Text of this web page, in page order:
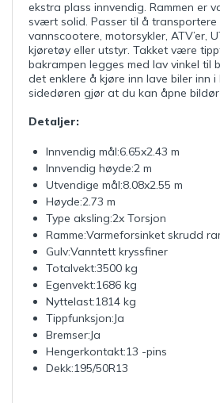
ekstra plass innvendig. Rammen er
svært solid. Passer til å transportere
vannscootere, motorsykler, ATV’er,
kjøretøy eller utstyr. Takket være
bakrampen legges med lav vinkel til
det enklere å kjøre inn lave biler inn
sidedøren gjør at du kan åpne
Detaljer:
Innvendig mål:6.65x2.43 m
Innvendig høyde:2 m
Utvendige mål:8.08x2.55 m
Høyde:2.73 m
Type aksling:2x Torsjon
Ramme:Varmeforsinket skrudd
Gulv:Vanntett kryssfiner
Totalvekt:3500 kg
Egenvekt:1686 kg
Nyttelast:1814 kg
Tippfunksjon:Ja
Bremser:Ja
Hengerkontakt:13 -pins
Dekk:195/50R13